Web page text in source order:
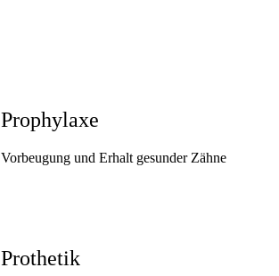
Prophylaxe
Vorbeugung und Erhalt gesunder Zähne
Prothetik